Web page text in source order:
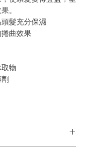
。
髮充分保濕
曲效果
物